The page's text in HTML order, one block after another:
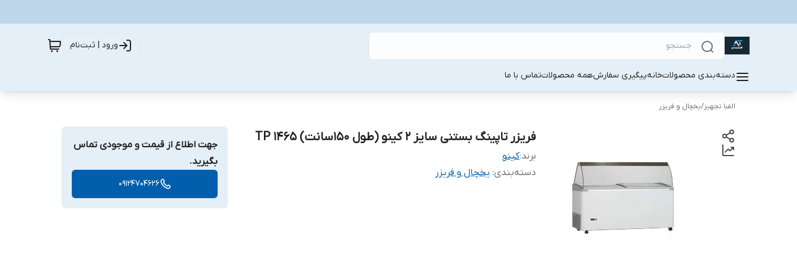
ورود | ثبت‌نام
دسته‌بندی محصولاتخانهپیگیری سفارشهمه محصولاتتماس با ما
الفبا تجهیز/یخچال و فریزر
فریزر تاپینگ بستنی سایز 2 کینو (طول 150سانت) TP 1465
برند:کینو
دسته‌بندی: یخچال و فریزر
جهت اطلاع از قیمت و موجودی تماس
بگیرید.
09124704626